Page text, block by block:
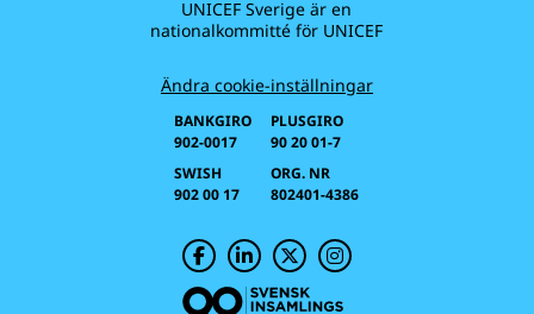
UNICEF Sverige är en
nationalkommitté för UNICEF
Ändra cookie-inställningar
BANKGIRO
902-0017
SWISH
902 00 17
PLUSGIRO
90 20 01-7
ORG. NR
802401-4386